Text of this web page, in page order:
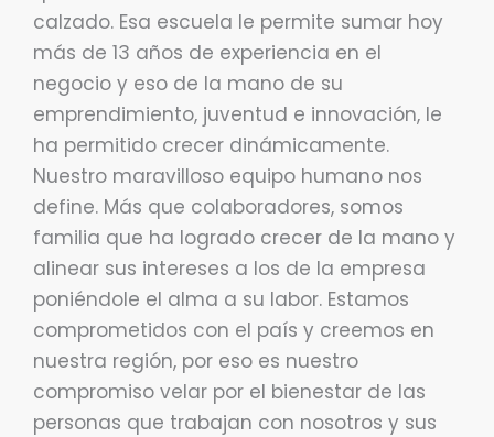
calzado. Esa escuela le permite sumar hoy
más de 13 años de experiencia en el
negocio y eso de la mano de su
emprendimiento, juventud e innovación, le
ha permitido crecer dinámicamente.
Nuestro maravilloso equipo humano nos
define. Más que colaboradores, somos
familia que ha logrado crecer de la mano y
alinear sus intereses a los de la empresa
poniéndole el alma a su labor. Estamos
comprometidos con el país y creemos en
nuestra región, por eso es nuestro
compromiso velar por el bienestar de las
personas que trabajan con nosotros y sus